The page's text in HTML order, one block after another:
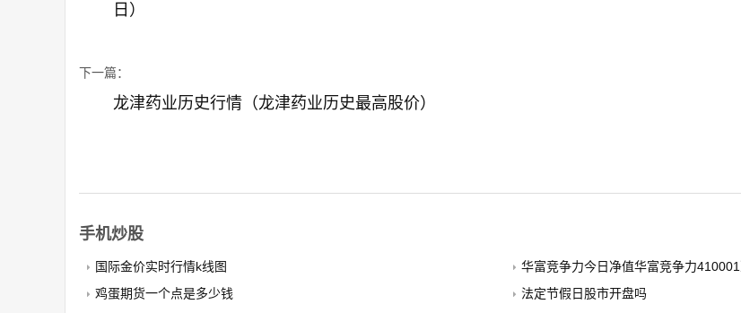
日）
下一篇：
龙津药业历史行情（龙津药业历史最高股价）
手机炒股
国际金价实时行情k线图
华富竞争力今日净值华富竞争力
鸡蛋期货一个点是多少钱
法定节假日股市开盘吗